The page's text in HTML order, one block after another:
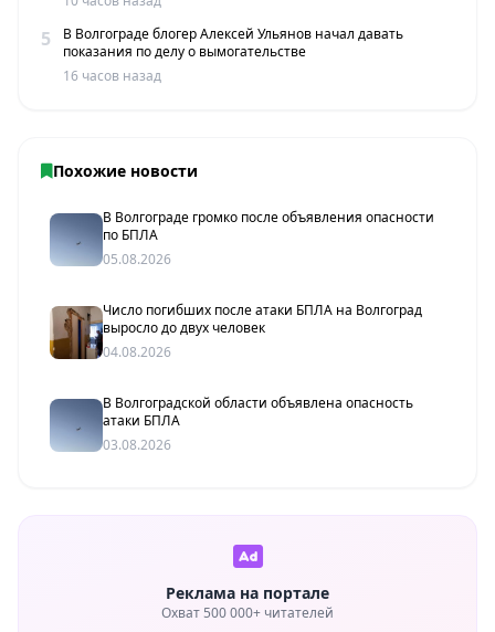
5
В Волгограде блогер Алексей Ульянов начал давать
показания по делу о вымогательстве
16 часов назад
Похожие новости
В Волгограде громко после объявления опасности
по БПЛА
05.08.2026
Число погибших после атаки БПЛА на Волгоград
выросло до двух человек
04.08.2026
В Волгоградской области объявлена опасность
атаки БПЛА
03.08.2026
Реклама на портале
Охват 500 000+ читателей